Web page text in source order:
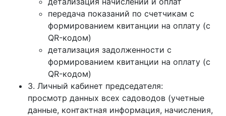
передача показаний по счетчикам с
формированием квитанции на оплату (с
QR-кодом)
детализация задолженности с
формированием квитанции на оплату (с
QR-кодом)
3. Личный кабинет председателя:
просмотр данных всех садоводов (учетные
данные, контактная информация, начисления,